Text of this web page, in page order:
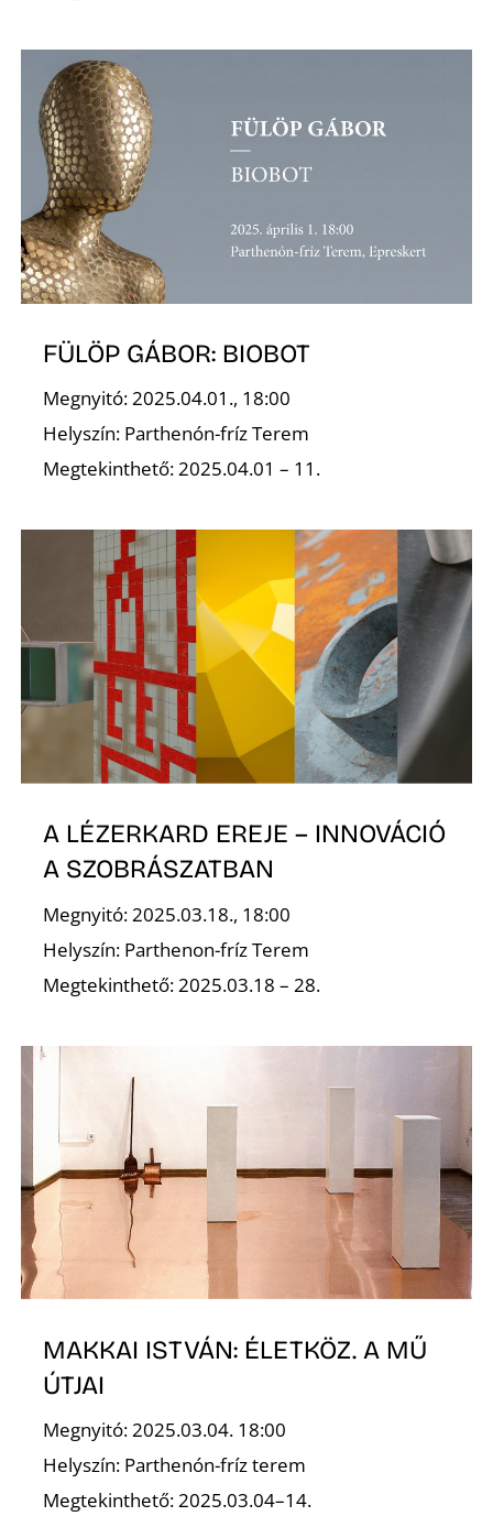
FÜLÖP GÁBOR: BIOBOT
Megnyitó: 2025.04.01., 18:00
Helyszín: Parthenón-fríz Terem
Megtekinthető: 2025.04.01 – 11.
A LÉZERKARD EREJE – INNOVÁCIÓ
A SZOBRÁSZATBAN
Megnyitó: 2025.03.18., 18:00
Helyszín: Parthenon-fríz Terem
Megtekinthető: 2025.03.18 – 28.
MAKKAI ISTVÁN: ÉLETKÖZ. A MŰ
ÚTJAI
Megnyitó: 2025.03.04. 18:00
Helyszín: Parthenón-fríz terem
Megtekinthető: 2025.03.04–14.